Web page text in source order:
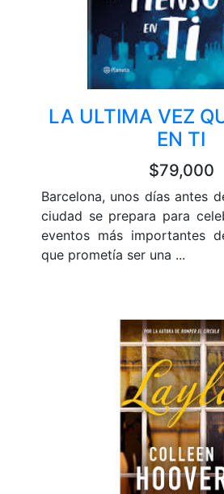
LA ULTIMA VEZ
EN TI
$79,000
Barcelona, unos días antes
ciudad se prepara para
eventos más importantes
que prometía ser una ...